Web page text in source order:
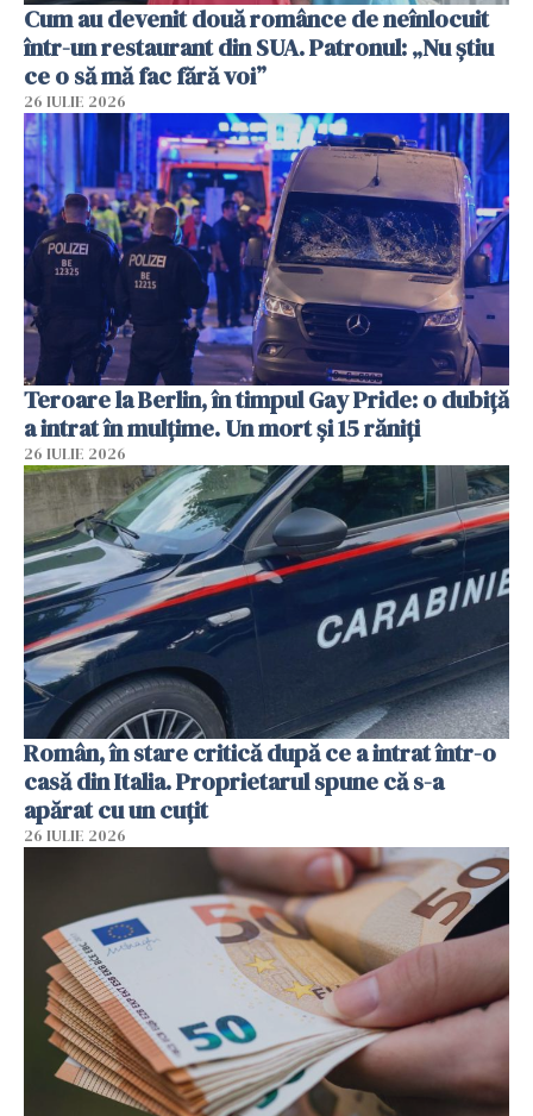
Cum au devenit două românce de neînlocuit
într-un restaurant din SUA. Patronul: „Nu știu
ce o să mă fac fără voi”
26 IULIE 2026
Teroare la Berlin, în timpul Gay Pride: o dubiță
a intrat în mulțime. Un mort și 15 răniți
26 IULIE 2026
Român, în stare critică după ce a intrat într-o
casă din Italia. Proprietarul spune că s-a
apărat cu un cuțit
26 IULIE 2026